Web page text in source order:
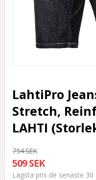
LahtiPro
Stretch,
LAHTI
754 SEK
509 SEK
Lägsta pris de senaste 30